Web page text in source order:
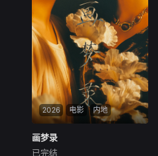
节，以轻松有趣的方式增长历
史知识，激发对历史的兴趣。
2026 电影 内地
画梦录
画梦录
已完结